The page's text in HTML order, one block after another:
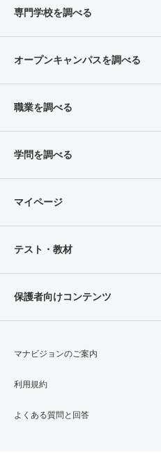
専門学校を調べる
オープンキャンパスを調べる
職業を調べる
学問を調べる
マイページ
テスト・教材
保護者向けコンテンツ
マナビジョンのご案内
利用規約
よくある質問と回答